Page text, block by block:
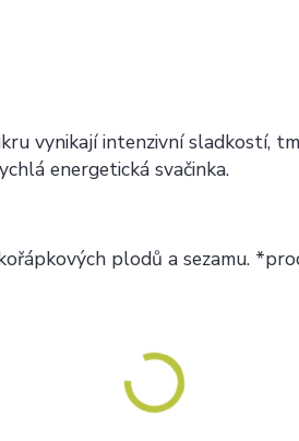
vynikají intenzivní sladkostí,
energetická svačinka.
plodů a sezamu.